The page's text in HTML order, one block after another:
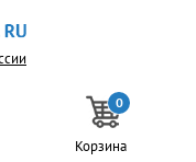
0
Корзина